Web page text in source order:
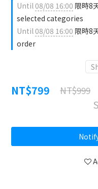
Until08/08 16:00 限時8
selected categories
Until08/08 16:00 限時8
order
NT$799 NT$999